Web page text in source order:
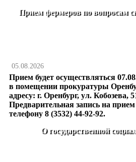
Прием фермеров по вопросам
05.08.2026
Прием будет осуществляться
в помещении прокуратуры
адресу: г. Оренбург, ул. Кобозева,
Предварительная запись на
телефону 8 (3532) 44-92-92.
О государственной